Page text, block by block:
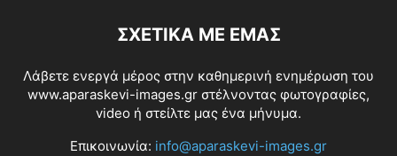
ΣΧΕΤΙΚΆ ΜΕ ΕΜΆΣ
Λάβετε ενεργά μέρος στην καθημερινή ενημέρωση του
www.aparaskevi-images.gr στέλνοντας φωτογραφίες,
video ή στείλτε μας ένα μήνυμα.
Επικοινωνία: info@aparaskevi-images.gr